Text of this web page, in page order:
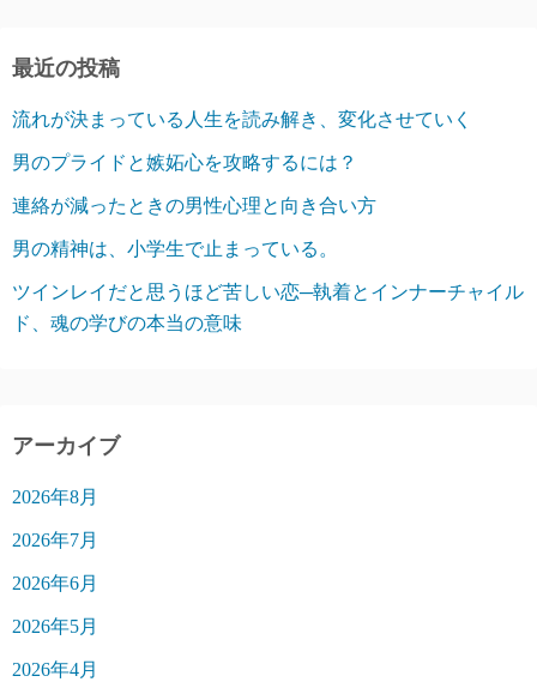
最近の投稿
流れが決まっている人生を読み解き、変化させていく
男のプライドと嫉妬心を攻略するには？
連絡が減ったときの男性心理と向き合い方
男の精神は、小学生で止まっている。
ツインレイだと思うほど苦しい恋─執着とインナーチャイル
ド、魂の学びの本当の意味
アーカイブ
2026年8月
2026年7月
2026年6月
2026年5月
2026年4月